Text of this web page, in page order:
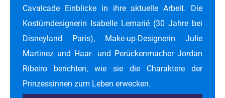
Cavalcade Einblicke in ihre aktuelle Arbeit. Die
Kostümdesignerin Isabelle Lemarié (30 Jahre bei
Disneyland Paris), Make-up-Designerin Julie
Martinez und Haar- und Perückenmacher Jordan
Ribeiro berichten, wie sie die Charaktere der
Prinzessinnen zum Leben erwecken.